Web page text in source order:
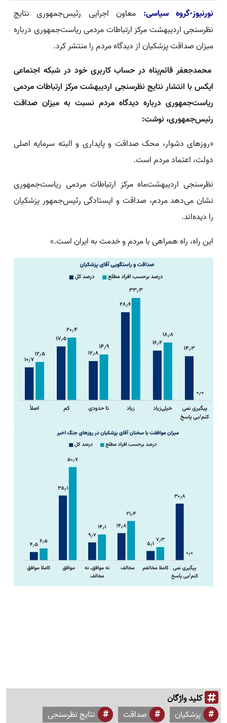
نورنیوز-گروه سیاسی: معاون اجرایی رئیس‌جمهوری نتایج
نظرسنجی اردیبهشت مرکز ارتباطات مردمی ریاست‌جمهوری درباره
میزان صداقت پزشکیان از دیدگاه مردم را منتشر کرد.
محمدجعفر قائم‌پناه در حساب کاربری خود در شبکه اجتماعی
ایکس با انتشار نتایج نظرسنجی اردیبهشت مرکز ارتباطات مردمی
ریاست‌جمهوری درباره دیدگاه مردم نسبت به میزان صداقت
رئیس‌جمهوری، نوشت:
«روزهای دشوار، محک صداقت و پایداری و البته سرمایه اصلی
دولت، اعتماد مردم است.
نظرسنجی اردیبهشت‌ماه مرکز ارتباطات مردمی ریاست‌جمهوری
نشان می‌دهد مردم، صداقت و ایستادگی رئیس‌جمهور ‎پزشکیان
را دیده‌اند.
این راه، راه همراهی با مردم و خدمت به ایران است.»
کلید واژگان
پزشکیان صداقت نتایج نظرسنجی